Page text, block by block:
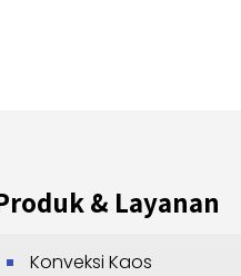
& Layanan
Konveksi Kaos